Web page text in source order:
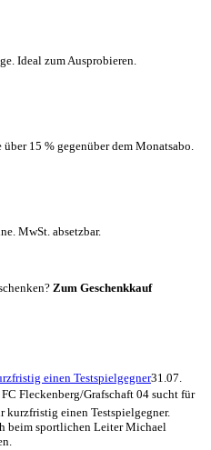
Ideal zum Ausprobieren.
15 % gegenüber dem Monatsabo.
MwSt. absetzbar.
Zum Geschenkkauf
einen Testspielgegner31.07.
Fleckenberg/Grafschaft 04 sucht für
kurzfristig einen Testspielgegner.
beim sportlichen Leiter Michael